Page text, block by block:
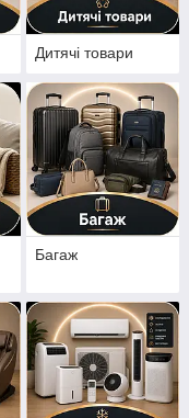
Дитячі товари
Багаж